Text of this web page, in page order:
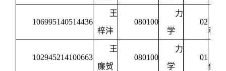
106995140514436
王
梓沣
080100
力
学
02
程
102945214100663
王
廉贺
080100
力
学
01
体